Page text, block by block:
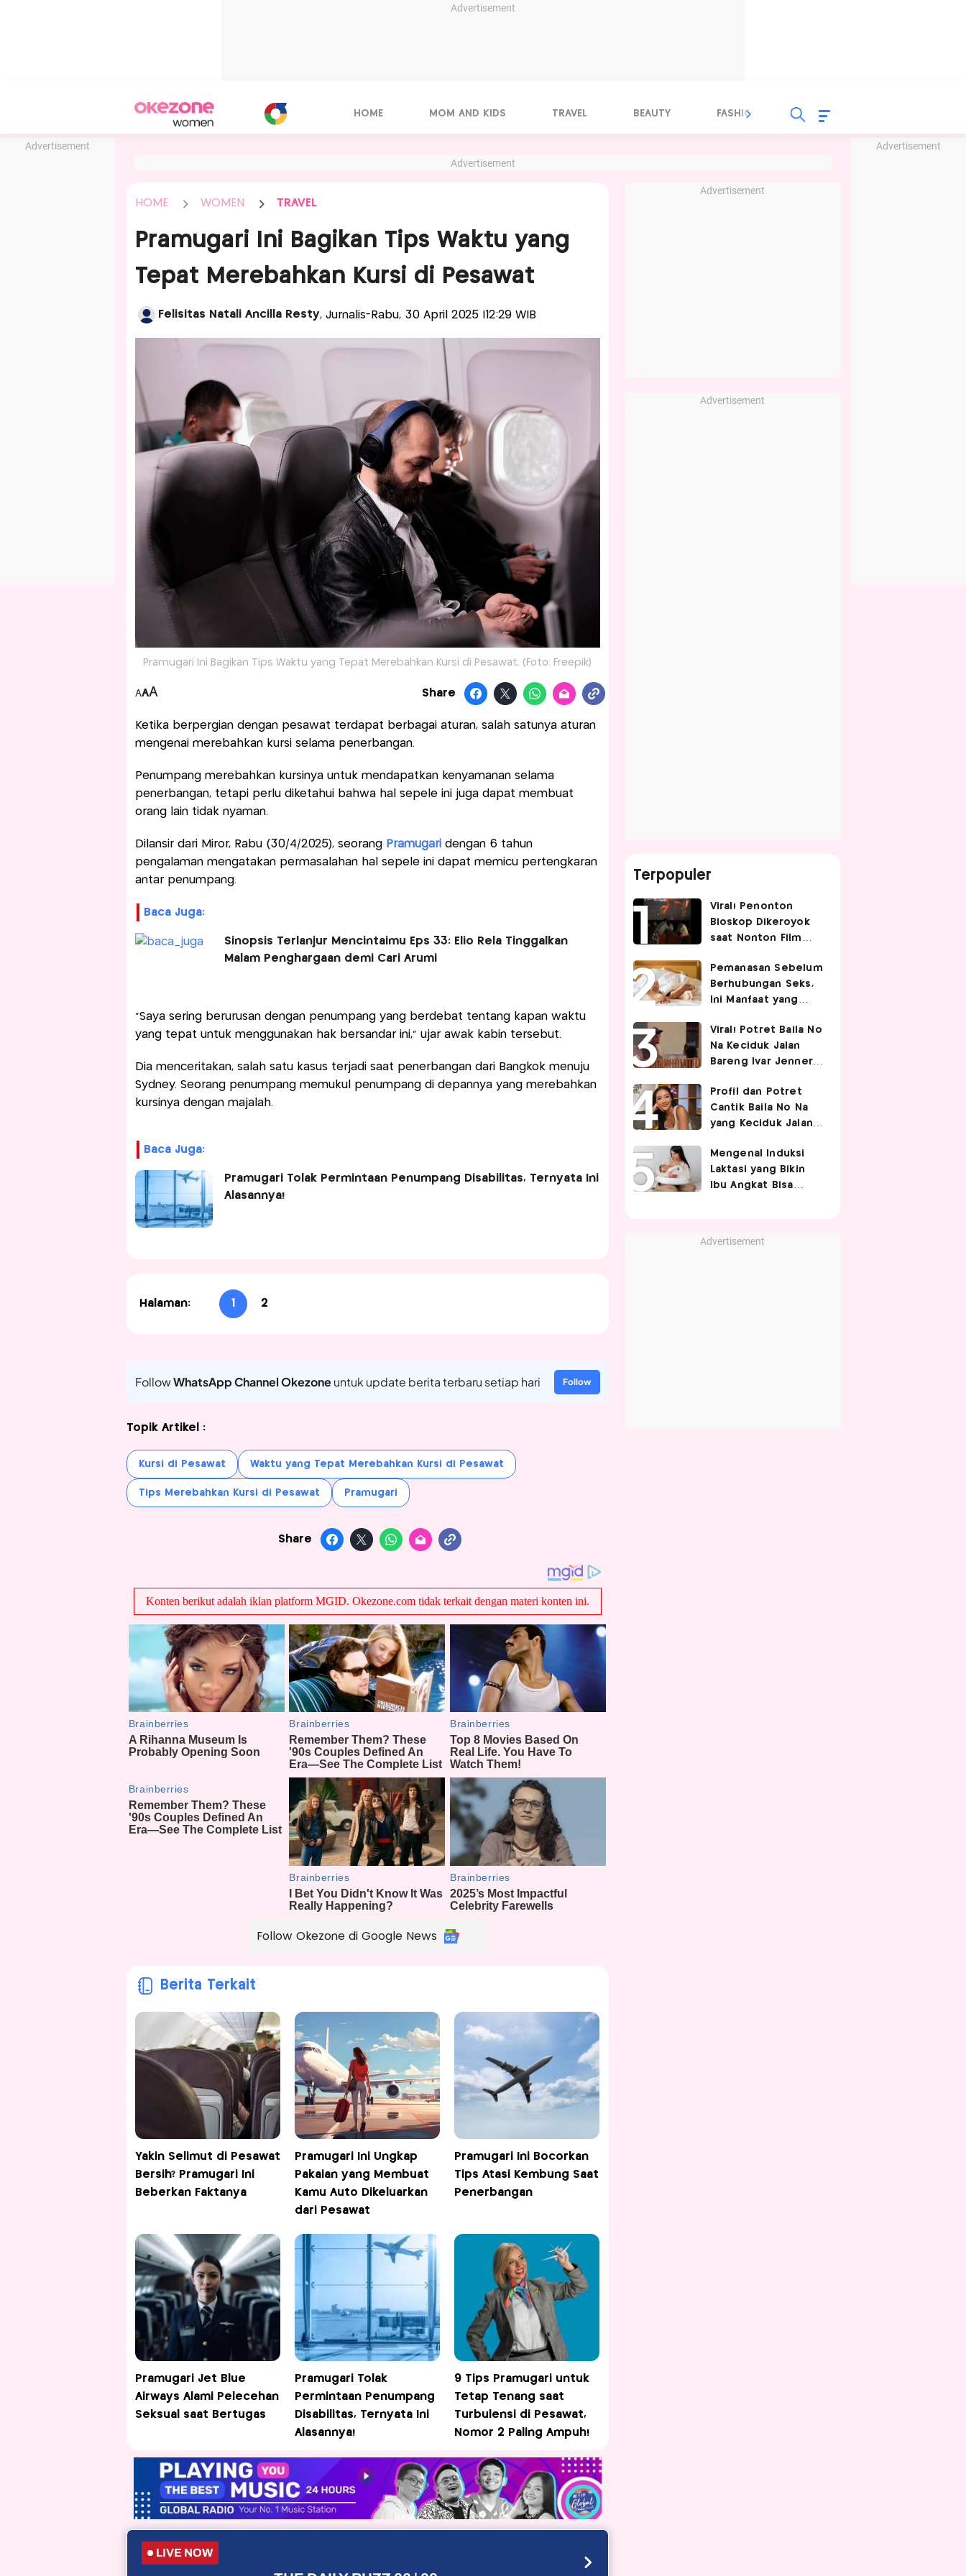
Advertisement
Advertisement Advertisement
HOME MOM AND KIDS TRAVEL BEAUTY FASHION FOOD
Advertisement
HOME WOMEN TRAVEL
Pramugari Ini Bagikan Tips Waktu yang
Tepat Merebahkan Kursi di Pesawat
Felisitas Natali Ancilla Resty, Jurnalis-Rabu, 30 April 2025 |12:29 WIB
Pramugari Ini Bagikan Tips Waktu yang Tepat Merebahkan Kursi di Pesawat, (Foto: Freepik)
AAA Share
Ketika berpergian dengan pesawat terdapat berbagai aturan, salah satunya aturan
mengenai merebahkan kursi selama penerbangan.
Penumpang merebahkan kursinya untuk mendapatkan kenyamanan selama
penerbangan, tetapi perlu diketahui bahwa hal sepele ini juga dapat membuat
orang lain tidak nyaman.
Dilansir dari Miror, Rabu (30/4/2025), seorang Pramugaridengan 6 tahun
pengalaman mengatakan permasalahan hal sepele ini dapat memicu pertengkaran
antar penumpang.
Baca Juga:
Sinopsis Terlanjur Mencintaimu Eps 33: Elio Rela Tinggalkan
Malam Penghargaan demi Cari Arumi
"Saya sering berurusan dengan penumpang yang berdebat tentang kapan waktu
yang tepat untuk menggunakan hak bersandar ini,” ujar awak kabin tersebut.
Dia menceritakan, salah satu kasus terjadi saat penerbangan dari Bangkok menuju
Sydney. Seorang penumpang memukul penumpang di depannya yang merebahkan
kursinya dengan majalah.
Baca Juga:
Pramugari Tolak Permintaan Penumpang Disabilitas, Ternyata Ini
Alasannya!
Halaman: 1 2
FollowWhatsApp Channel Okezoneuntuk update berita terbaru setiap hari Follow
Topik Artikel :
Kursi di Pesawat Waktu yang Tepat Merebahkan Kursi di Pesawat
Tips Merebahkan Kursi di Pesawat Pramugari
Share
Follow Okezone di Google News
Berita Terkait
Yakin Selimut di Pesawat
Bersih? Pramugari Ini
Beberkan Faktanya
Pramugari Ini Ungkap
Pakaian yang Membuat
Kamu Auto Dikeluarkan
dari Pesawat
Pramugari Ini Bocorkan
Tips Atasi Kembung Saat
Penerbangan
Pramugari Jet Blue
Airways Alami Pelecehan
Seksual saat Bertugas
Pramugari Tolak
Permintaan Penumpang
Disabilitas, Ternyata Ini
Alasannya!
9 Tips Pramugari untuk
Tetap Tenang saat
Turbulensi di Pesawat,
Nomor 2 Paling Ampuh!
LIVE NOW
Advertisement
Advertisement
Terpopuler
Viral! Penonton
Bioskop Dikeroyok
saat Nonton Film
Pemanasan Sebelum
Berhubungan Seks,
Ini Manfaat yang
Pasangan
Viral! Potret Baila No
Na Keciduk Jalan
Bareng Ivar Jenner,
Profil dan Potret
Cantik Baila No Na
yang Keciduk Jalan
Timnas Indonesia
Ivar Jenner
Mengenal Induksi
Laktasi yang Bikin
Ibu Angkat Bisa
Advertisement